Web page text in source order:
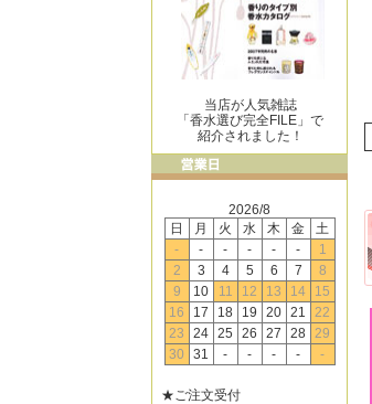
当店が人気雑誌
「香水選び完全FILE」で
紹介されました！
2026/8
日
月 火 水 木 金
土
-
- - - - -
1
2
3 4 5 6 7
8
9
10 11 12 13 14
15
16
17 18 19 20 21
22
23
24 25 26 27 28 29
30
31 - - - - -
★ご注文受付